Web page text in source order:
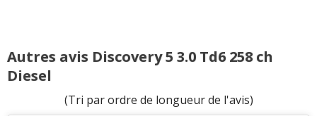
Autres avis Discovery 5 3.0 Td6 258 ch
Diesel
(Tri par ordre de longueur de l'avis)